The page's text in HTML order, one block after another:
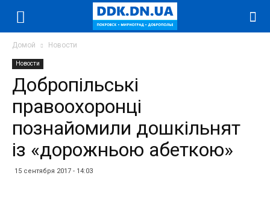
Домой Новости
Новости
Добропільські
правоохоронці
познайомили дошкільнят
із «дорожньою абеткою»
15 сентября 2017 - 14:03